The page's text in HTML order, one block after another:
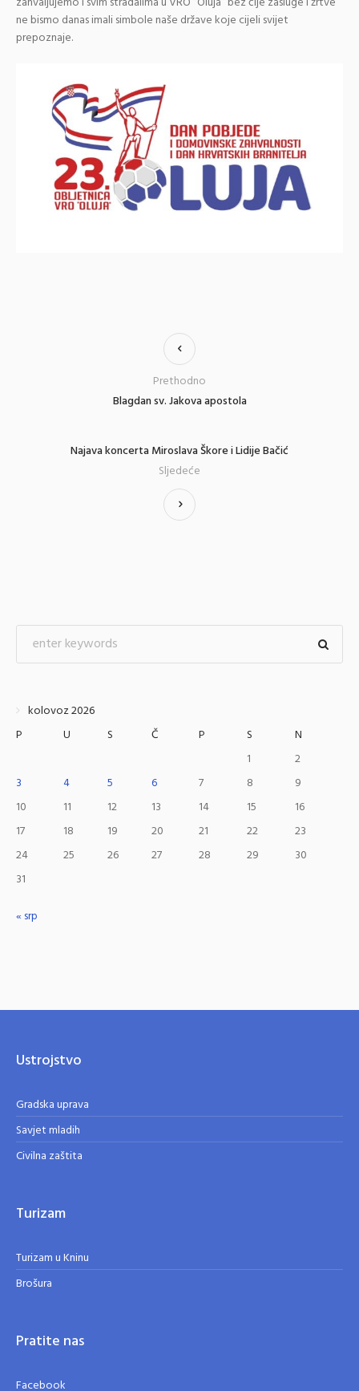
ne bismo danas imali simbole naše države koje cijeli svijet
prepoznaje.
Blagdan sv. Jakova apostola
Prethodno
Najava koncerta Miroslava Škore i Lidije Bačić
Sljedeće
kolovoz 2026
P
U S Č P S
N
1
2
3
4 5 6 7 8
9
10
11 12 13 14 15
16
17
18 19 20 21 22
23
24
25 26 27 28 29
30
31
« srp
Ustrojstvo
Gradska uprava
Savjet mladih
Civilna zaštita
Turizam
Turizam u Kninu
Brošura
Pratite nas
Facebook